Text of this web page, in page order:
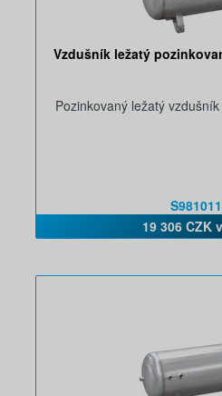
Vzdušník ležatý
Pozinkovaný ležatý
19 306 CZK